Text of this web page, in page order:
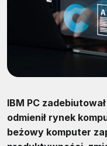
IBM PC
odmienił rynek
beżowy komputer